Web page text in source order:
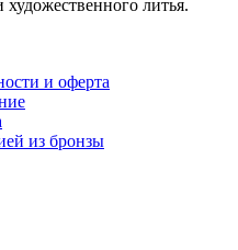
литья.
и оферта
из бронзы